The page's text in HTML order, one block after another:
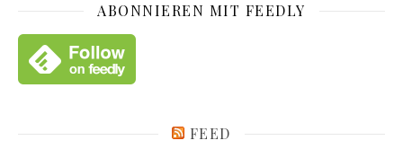
ABONNIEREN MIT FEEDLY
FEED